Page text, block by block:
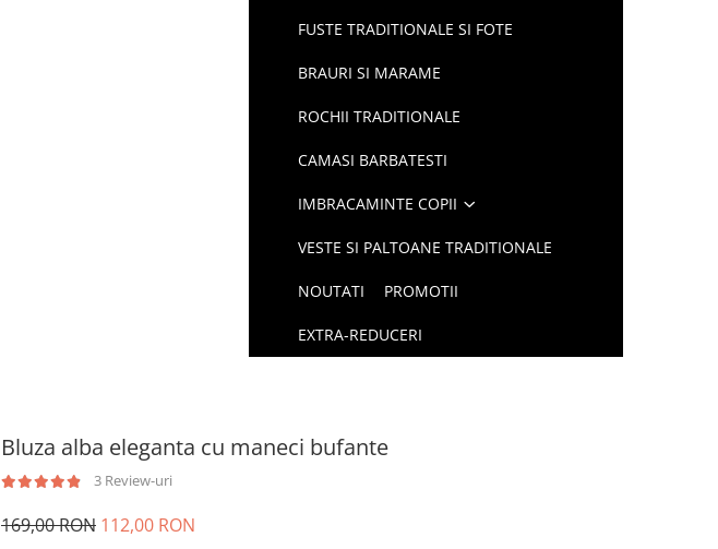
FUSTE TRADITIONALE SI FOTE
BRAURI SI MARAME
ROCHII TRADITIONALE
CAMASI BARBATESTI
IMBRACAMINTE COPII
VESTE SI PALTOANE TRADITIONALE
NOUTATI PROMOTII
EXTRA-REDUCERI
Bluza alba eleganta cu maneci bufante
3 Review-uri
169,00 RON 112,00 RON